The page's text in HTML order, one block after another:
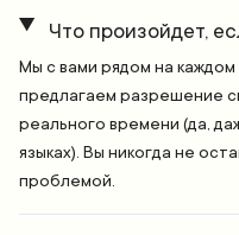
Что произойдет,
Мы с вами рядом на
предлагаем разрешение
реального времени (да,
языках). Вы никогда не
проблемой.